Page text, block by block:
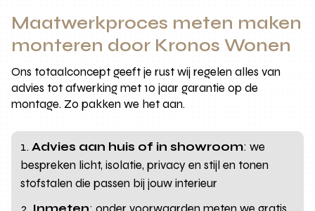
Maatwerkproces meten maken
monteren door Kronos Wonen
Ons totaalconcept geeft je rust wij regelen alles van
advies tot afwerking met 10 jaar garantie op de
montage. Zo pakken we het aan.
Advies aan huis of in showroom: we
bespreken licht, isolatie, privacy en stijl en tonen
stofstalen die passen bij jouw interieur